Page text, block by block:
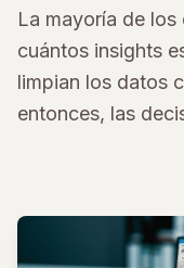
La mayoría de
cuántos insights
limpian los datos
entonces, las